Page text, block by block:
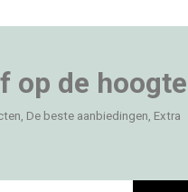
op de hoogte
De beste aanbiedingen, Extra